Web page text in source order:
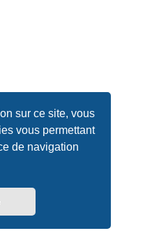
sur ce site, vous
vous permettant
de navigation